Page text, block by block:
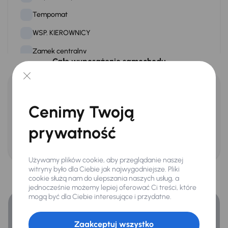
2 172 mm
Wymiary zewnętrzne
Długość
6 363 mm
2 760 mm
Przestrzeń ładunkowa
16 m³
Przestrzeń
5 europalet
Drzwi
Boczne
Prawo
Tempomat
WSP. KIEROWNICY
Zamek centralny
Extra
Infotainment
Android Auto
Apple CarPlay
Całe wyposażenie samochodu
Więcej informacji
Zadzwoń za darmo
Finansowanie
Zyskaj lepsze warunki finansowania niż v banku.
Cenimy Twoją
prywatność
Używamy plików cookie, aby przeglądanie naszej
witryny było dla Ciebie jak najwygodniejsze. Pliki
cookie służą nam do ulepszania naszych usług, a
jednocześnie możemy lepiej oferować Ci treści, które
mogą być dla Ciebie interesujące i przydatne.
Zaakceptuj wszystko